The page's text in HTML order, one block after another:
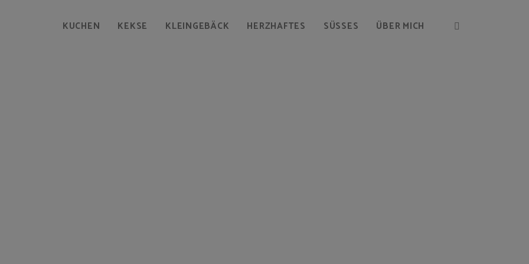
KUCHEN KEKSE KLEINGEBÄCK HERZHAFTES SÜSSES ÜBER MICH